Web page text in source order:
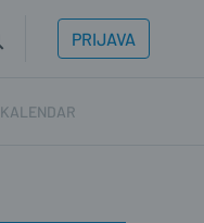
PRIJAVA
KALENDAR